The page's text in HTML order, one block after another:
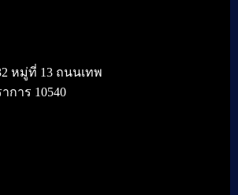
หมู่ที่ 13 ถนนเทพ
การ 10540